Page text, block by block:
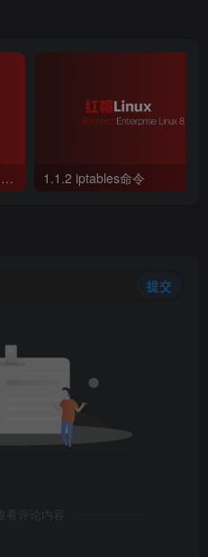
3.2 httpd配置文件及参数-3.2.2 SELinux 安全系统 1.1.2 iptables命令
提交
评论内容